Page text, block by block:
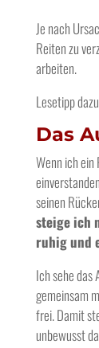
Je nach
Reiten zu
arbeiten.
Lesetipp
Das
Wenn ich
seinen
steige ich
ruhig und
Ich sehe das
gemeinsam
frei. Damit
unbewusst